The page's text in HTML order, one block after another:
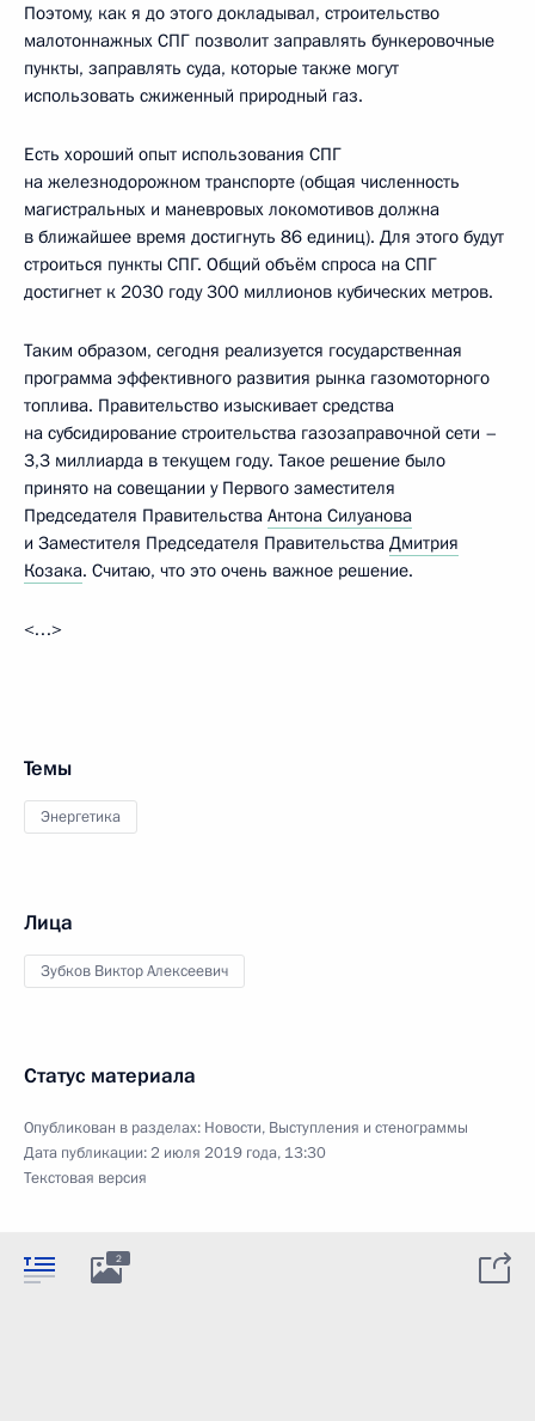
Поэтому, как я до этого докладывал, строительство
малотоннажных СПГ позволит заправлять бункеровочные
пункты, заправлять суда, которые также могут
использовать сжиженный природный газ.
Есть хороший опыт использования СПГ
на железнодорожном транспорте (общая численность
магистральных и маневровых локомотивов должна
в ближайшее время достигнуть 86 единиц). Для этого будут
строиться пункты СПГ. Общий объём спроса на СПГ
достигнет к 2030 году 300 миллионов кубических метров.
Таким образом, сегодня реализуется государственная
программа эффективного развития рынка газомоторного
топлива. Правительство изыскивает средства
на субсидирование строительства газозаправочной сети –
3,3 миллиарда в текущем году. Такое решение было
принято на совещании у Первого заместителя
Председателя Правительства Антона Силуанова
и Заместителя Председателя Правительства Дмитрия
Козака. Считаю, что это очень важное решение.
<…>
Темы
Энергетика
Лица
Зубков Виктор Алексеевич
Статус материала
Опубликован в разделах: Новости, Выступления и стенограммы
Дата публикации:2 июля 2019 года, 13:30
Текстовая версия
2